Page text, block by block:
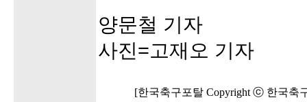
양문철 기자
사진=고재오 기자
[한국축구포탈 Copyright ⓒ 한국축